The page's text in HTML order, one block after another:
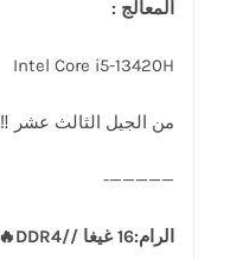
المعالج :
Intel Core i5-13420H
من الجيل الثالث عشر ‼
—————-
الرام:16 غيغا //DDR4🔥